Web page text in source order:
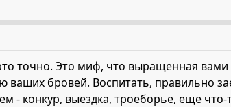
точно. Это миф, что выращенная
бровей. Воспитать, правильно
- конкур, выездка, троеборье, еще